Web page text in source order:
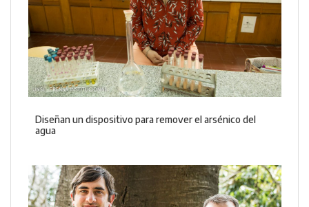
Diseñan un dispositivo para remover el arsénico del
agua